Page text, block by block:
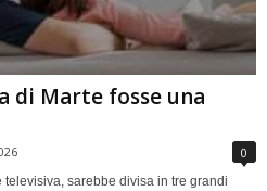
di Marte fosse una
0
sarebbe divisa in tre grandi